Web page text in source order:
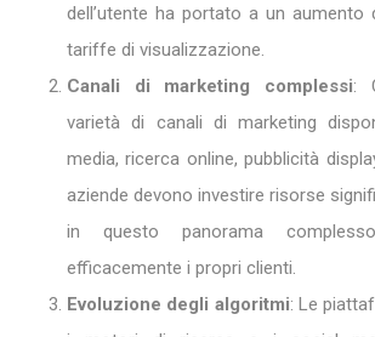
dell’utente ha portato a un
tariffe di visualizzazione.
Canali di marketing complessi:
varietà di canali di marketing
media, ricerca online, pubblicità
aziende devono investire risorse
in questo panorama
efficacemente i propri clienti.
Evoluzione degli algoritmi: Le